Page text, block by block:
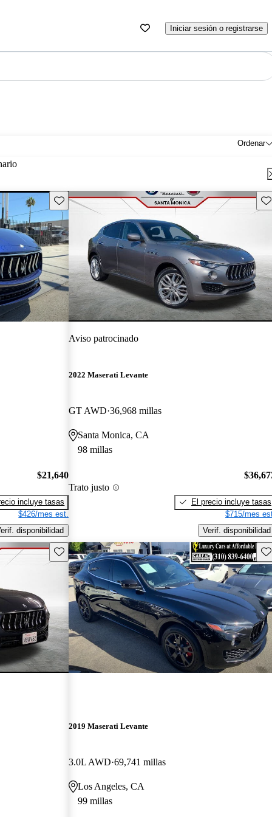
Iniciar sesión o registrarse
Ordenar
Guarda este Aviso
$21,640
incluye tasas
$426/mes est.
disponibilidad
Aviso patrocinado
2022 Maserati Levante
GT AWD 36,968 millas
Santa Monica, CA
98 millas
Trato justo
El precio incluye tasas
$715/mes
Verif. disponibilidad
Guarda este Aviso
2019 Maserati Levante
3.0L AWD 69,741 millas
Los Angeles, CA
99 millas